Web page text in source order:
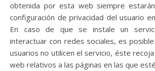
obtenida por esta web siempre
configuración de privacidad del usuario
En caso de que se instale un
interactuar con redes sociales, es
usuarios no utilicen el servicio, éste
web relativos a las páginas en las que